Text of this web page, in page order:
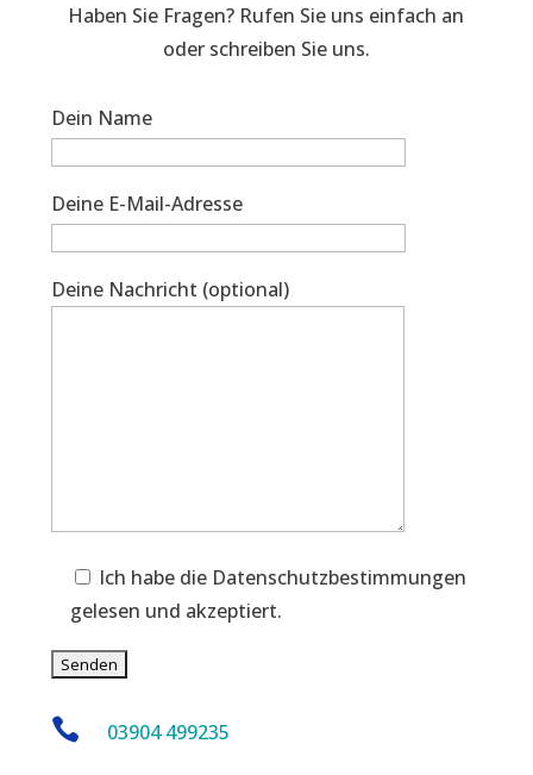
Haben Sie Fragen? Rufen Sie uns einfach an
oder schreiben Sie uns.
Dein Name
Deine E-Mail-Adresse
Deine Nachricht (optional)
Ich habe die Datenschutzbestimmungen
gelesen und akzeptiert.
 03904 499235